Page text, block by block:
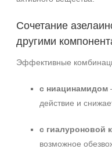
Сочетание
другими
Эффективные
с ниацинамидом
действие и
с гиалуроновой
возможное